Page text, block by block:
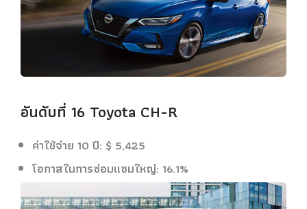
อันดับที่ 16 Toyota CH-R
ค่าใช้จ่าย 10 ปี: $ 5,425
โอกาสในการซ่อมแซมใหญ่: 16.1%